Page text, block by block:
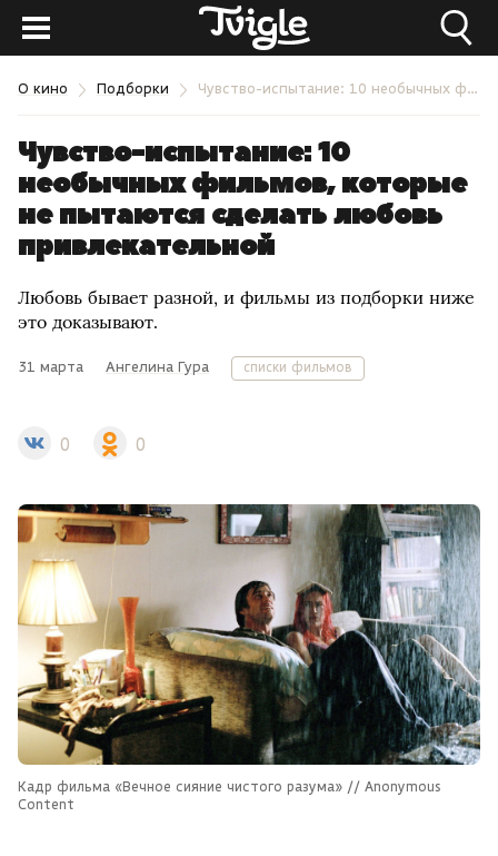
О кино Подборки Чувство-испытание: 10 необычных фильмов, которые не пытаются сделать любовь привлекательной
Чувство-испытание: 10
необычных фильмов, которые
не пытаются сделать любовь
привлекательной
Любовь бывает разной, и фильмы из подборки ниже
это доказывают.
31 марта Ангелина Гура списки фильмов
0 0
Кадр фильма «Вечное сияние чистого разума» // Anonymous
Content